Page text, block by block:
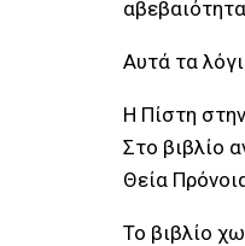
Αυτά τα
Η Πίστη
Στο βιβλίο
Θεία
Το βιβλίο